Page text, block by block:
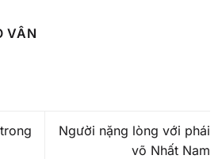
VÂN
Người nặng lòng với phái
võ Nhất Nam